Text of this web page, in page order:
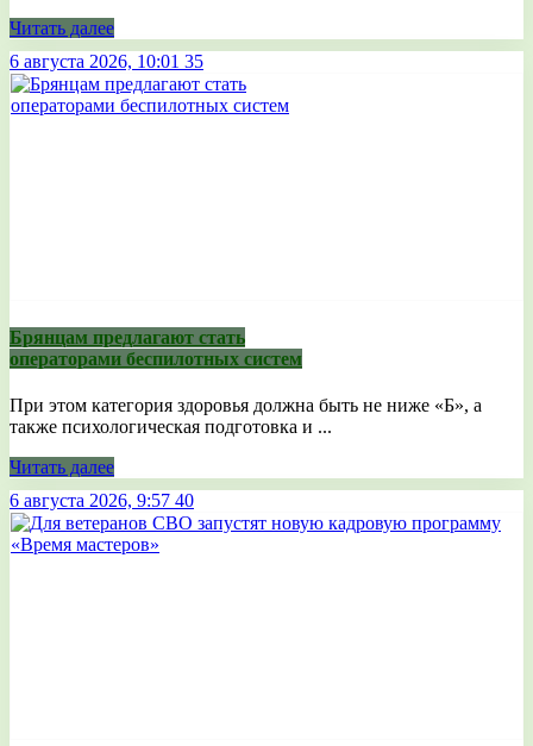
Читать далее
6 августа 2026, 10:01 35
Брянцам предлагают стать
оперaторами бeспилотных систeм
При этом категория здоровья должна быть не ниже «Б», а
также психологическая подготовка и ...
Читать далее
6 августа 2026, 9:57 40